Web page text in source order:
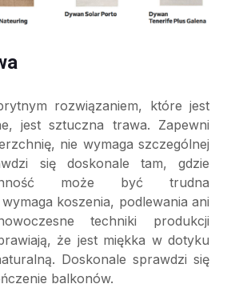
rozwiązaniem, które jest
jest sztuczna trawa. Zapewni
nie wymaga szczególnej
się doskonale tam, gdzie
może być trudna
koszenia, podlewania ani
techniki produkcji
że jest miękka w dotyku
Doskonale sprawdzi się
balkonów.